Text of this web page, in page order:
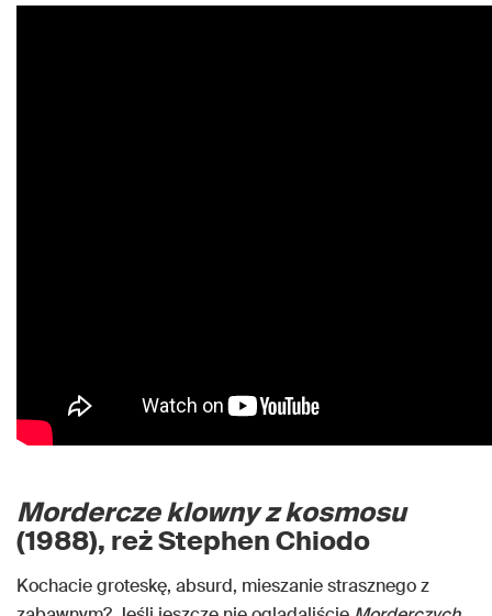
Mordercze klowny z kosmosu
(1988), reż Stephen Chiodo
Kochacie groteskę, absurd, mieszanie strasznego z